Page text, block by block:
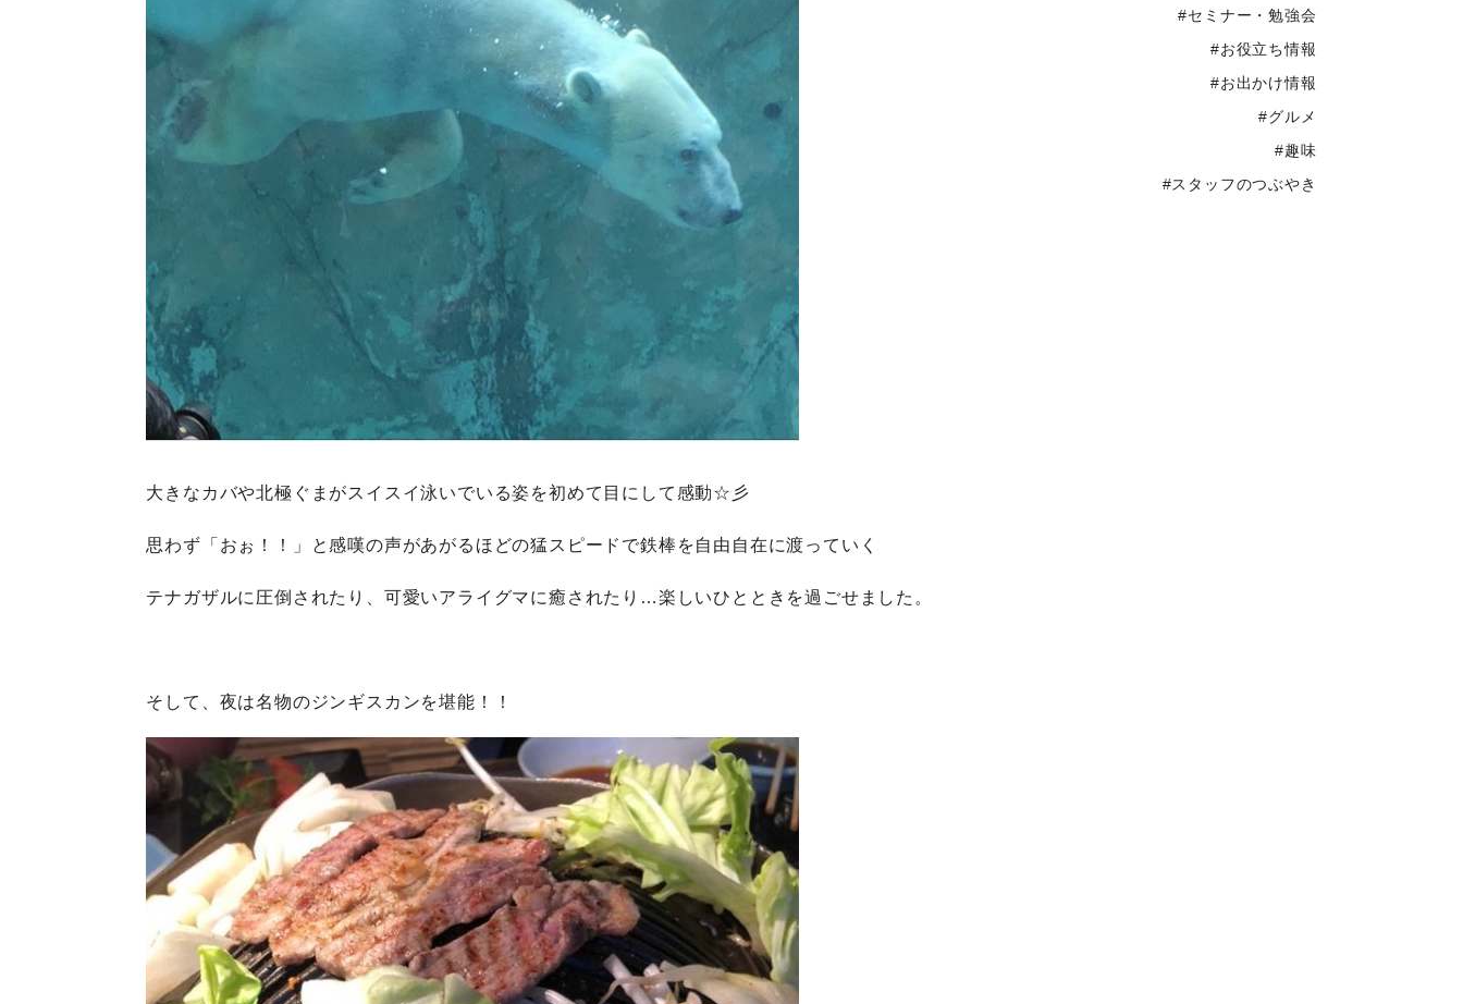
大きなカバや北極ぐまがスイスイ泳いでいる姿を初めて目にして感動☆彡
思わず「おぉ！！」と感嘆の声があがるほどの猛スピードで鉄棒を自由自在に渡っていく
テナガザルに圧倒されたり、可愛いアライグマに癒されたり…楽しいひとときを過ごせました。
そして、夜は名物のジンギスカンを堪能！！
#セミナー・勉強会
#お役立ち情報
#お出かけ情報
#グルメ
#趣味
#スタッフのつぶやき